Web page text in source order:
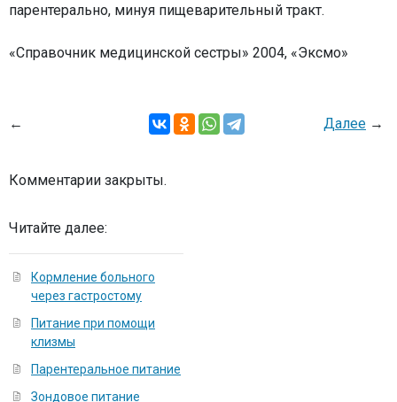
парентерально, минуя пищеварительный тракт.
«Справочник медицинской сестры» 2004, «Эксмо»
← Далее →
Комментарии закрыты.
Читайте далее:
Кормление больного
через гастростому
Питание при помощи
клизмы
Парентеральное питание
Зондовое питание